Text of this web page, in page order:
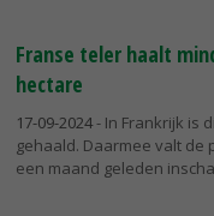
Franse teler haalt
hectare
17-09-2024- In Frankrijk is
gehaald. Daarmee valt de
een maand geleden